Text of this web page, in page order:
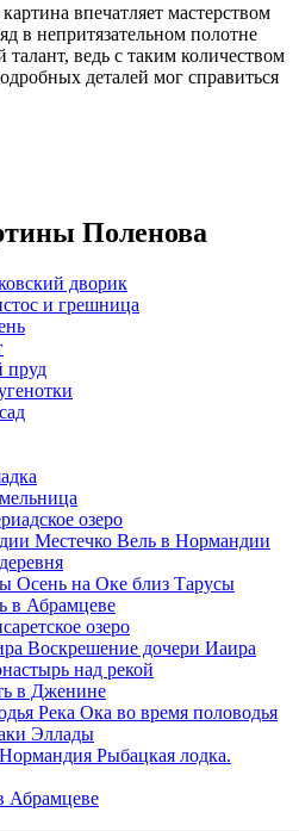
впечатляет мастерством
в непритязательном полотне
ведь с таким количеством
деталей мог справиться
Поленова
дворик
и грешница
пруд
озеро
Местечко Вель в Нормандии
Осень на Оке близ Тарусы
в Абрамцеве
озеро
Воскрешение дочери Иаира
над рекой
в Дженине
Река Ока во время половодья
Эллады
Рыбацкая лодка.
Абрамцеве